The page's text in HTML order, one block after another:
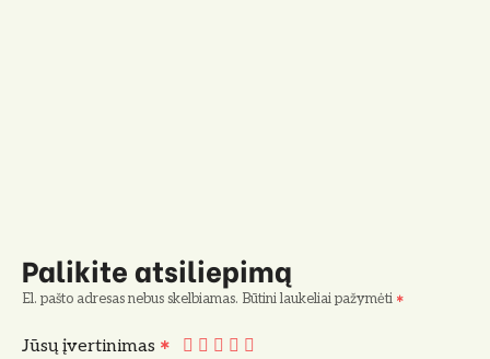
Palikite atsiliepimą
El. pašto adresas nebus skelbiamas. Būtini laukeliai pažymėti
Jūsų įvertinimas